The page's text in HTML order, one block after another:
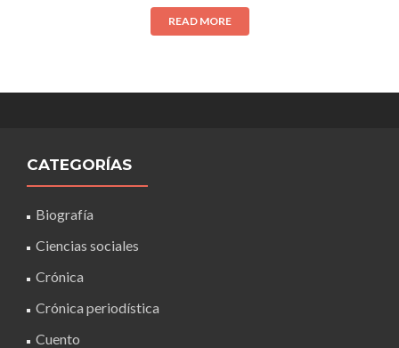
READ MORE
CATEGORÍAS
Biografía
Ciencias sociales
Crónica
Crónica periodística
Cuento